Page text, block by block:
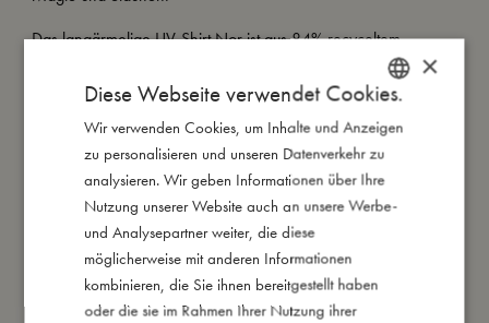
Das langärmelige UV-Shirt Nor ist aus 84% recyceltem
Polyester und 16% Spandex hergestellt und bietet UV50+
Schutz. Das Shirt liegt sanft auf der zarten Haut deines Kindes
und ermöglicht unbeschwertes Spielen.
Pflegehinweise:
- Spüle die Badebekleidung nach jedem Baden gründlich unter
laufendem Wasser aus, da die Farben sonst verblassen
- Vermeide es, die Kleidung auszuwringen oder zu quetschen,
da dies die Fasern beschädigen und den UV-Schutz verringern
DANISH
ENGLISH
GERMAN
×
Diese Webseite verwendet Cookies.
Wir verwenden Cookies, um Inhalte und Anzeigen
zu personalisieren und unseren Datenverkehr zu
analysieren. Wir geben Informationen über Ihre
Nutzung unserer Website auch an unsere Werbe-
und Analysepartner weiter, die diese
möglicherweise mit anderen Informationen
kombinieren, die Sie ihnen bereitgestellt haben
oder die sie im Rahmen Ihrer Nutzung ihrer